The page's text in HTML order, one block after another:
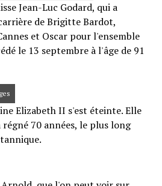
Jean-Luc Godard, qui a
de Brigitte Bardot,
et Oscar pour l'ensemble
le 13 septembre à l'âge de 91
Elizabeth II s'est éteinte. Elle
régné 70 années, le plus long